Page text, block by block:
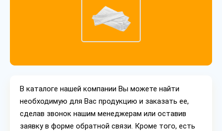
В каталоге нашей компании Вы можете найти
необходимую для Вас продукцию и заказать ее,
сделав звонок нашим менеджерам или оставив
заявку в форме обратной связи. Кроме того, есть